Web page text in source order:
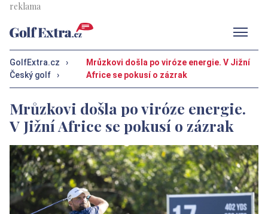
GolfExtra.cz
›
Český golf
›
Mrůzkovi došla po viróze energie. V Jižní
Africe se pokusí o zázrak
Mrůzkovi došla po viróze energie.
V Jižní Africe se pokusí o zázrak